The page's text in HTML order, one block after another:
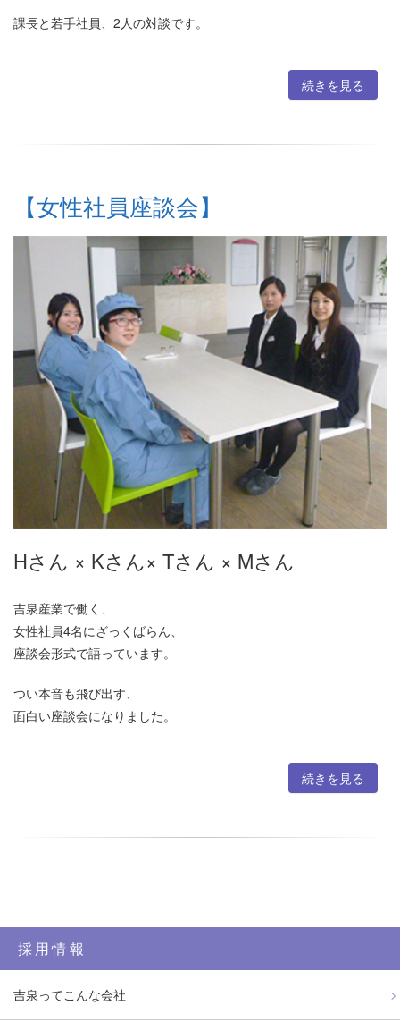
採用情報
吉泉ってこんな会社
課長と若手社員、2人の対談です。
続きを見る
【女性社員座談会】
Hさん × Kさん× Tさん × Mさん
吉泉産業で働く、
女性社員4名にざっくばらん、
座談会形式で語っています。
つい本音も飛び出す、
面白い座談会になりました。
続きを見る